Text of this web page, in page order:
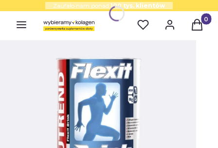
Zaufało nam ponad 100 tys. klientów